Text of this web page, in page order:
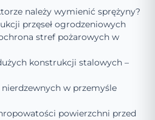
należy wymienić sprężyny?
przęseł ogrodzeniowych
stref pożarowych w
konstrukcji stalowych –
w przemyśle
powierzchni przed